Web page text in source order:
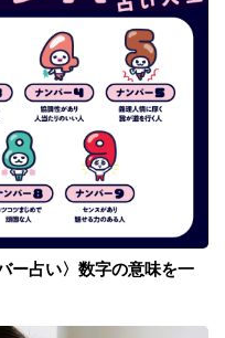
ー占い〉数字の意味を一